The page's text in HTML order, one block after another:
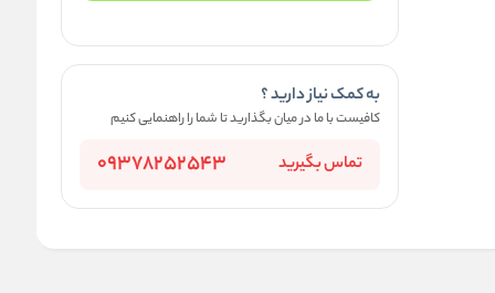
به کمک نیاز دارید ؟
کافیست با ما در میان بگذارید تا شما را راهنمایی کنیم
تماس بگیرید 09378252543